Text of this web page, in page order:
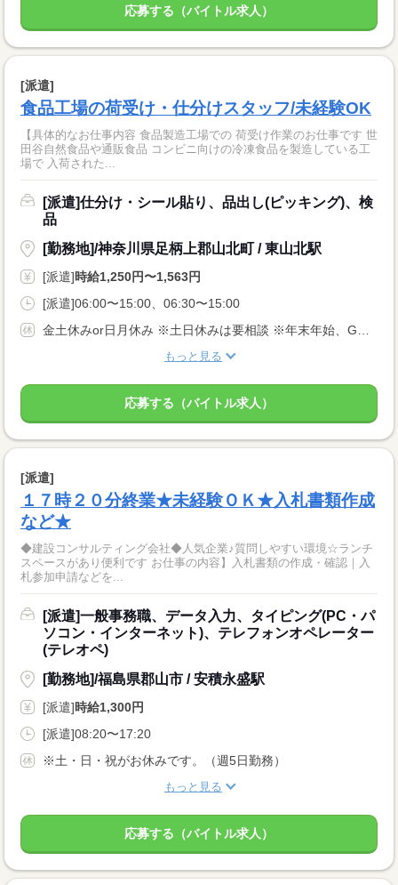
応募する（バイトル求人）
[派遣]
食品工場の荷受け・仕分けスタッフ/未経験OK
【具体的なお仕事内容 食品製造工場での 荷受け作業のお仕事です 世
田谷自然食品や通販食品 コンビニ向けの冷凍食品を製造している工
場で 入荷された...
[派遣]仕分け・シール貼り、品出し(ピッキング)、検
品
[勤務地]/神奈川県足柄上郡山北町 / 東山北駅
[派遣]時給1,250円〜1,563円
[派遣]06:00〜15:00、06:30〜15:00
もっと見る
応募する（バイトル求人）
[派遣]
１７時２０分終業★未経験ＯＫ★入札書類作成
など★
◆建設コンサルティング会社◆人気企業♪質問しやすい環境☆ランチ
スペースがあり便利です お仕事の内容】入札書類の作成・確認｜入
札参加申請などを...
[派遣]一般事務職、データ入力、タイピング(PC・パ
ソコン・インターネット)、テレフォンオペレーター
(テレオペ)
[勤務地]/福島県郡山市 / 安積永盛駅
[派遣]時給1,300円
[派遣]08:20〜17:20
※土・日・祝がお休みです。（週5日勤務）
もっと見る
応募する（バイトル求人）